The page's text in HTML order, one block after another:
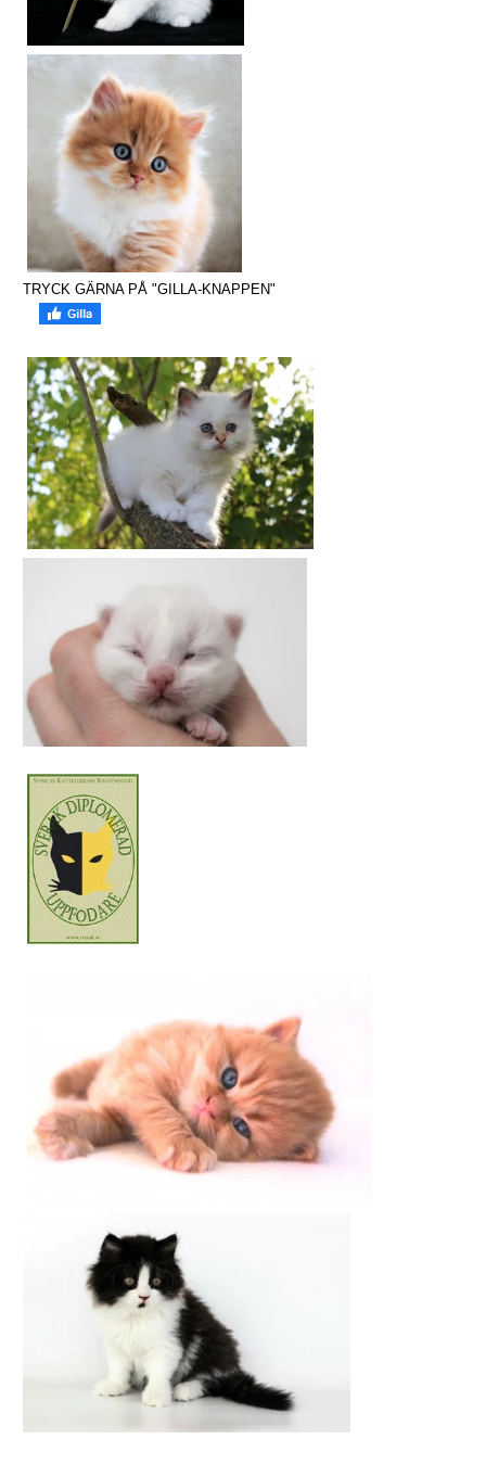
TRYCK GÄRNA PÅ "GILLA-KNAPPEN"